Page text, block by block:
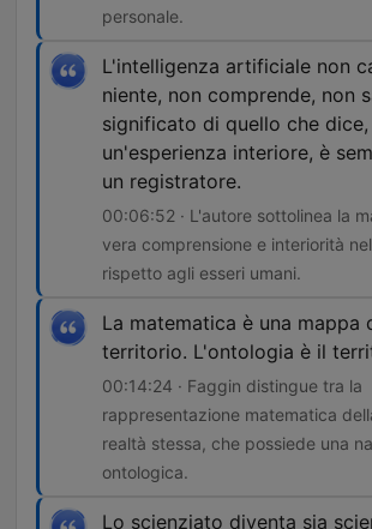
personale.
L'intelligenza artificiale non
niente, non comprende, non
significato di quello che dice,
un'esperienza interiore, è
un registratore.
00:06:52 · L'autore sottolinea la
vera comprensione e interiorità
rispetto agli esseri umani.
La matematica è una mappa
territorio. L'ontologia è il
00:14:24 · Faggin distingue tra la
rappresentazione matematica
realtà stessa, che possiede una
ontologica.
Lo scienziato diventa sia